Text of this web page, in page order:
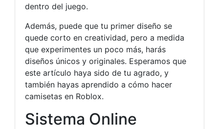
dentro del juego.
Además, puede que tu primer diseño se
quede corto en creatividad, pero a medida
que experimentes un poco más, harás
diseños únicos y originales. Esperamos que
este artículo haya sido de tu agrado, y
también hayas aprendido a cómo hacer
camisetas en Roblox.
Sistema Online